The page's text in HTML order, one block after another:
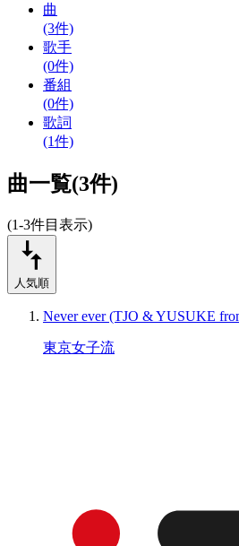
曲
(3件)
歌手
(0件)
番組
(0件)
歌詞
(1件)
曲一覧(3件)
(1-3件目表示)
人気順
Never ever (TJO & YUSUKE
東京女子流